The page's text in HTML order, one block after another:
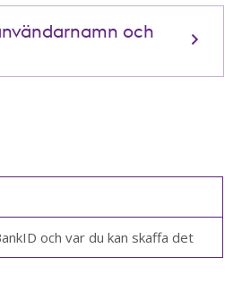
och
och var du kan skaffa det